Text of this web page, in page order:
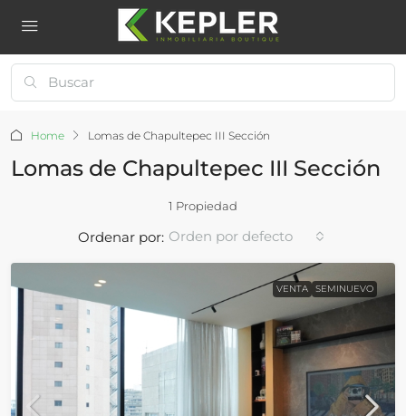
Home Lomas de Chapultepec III Sección
Lomas de Chapultepec III Sección
1 Propiedad
Ordenar por: Orden por defecto
VENTA SEMINUEVO